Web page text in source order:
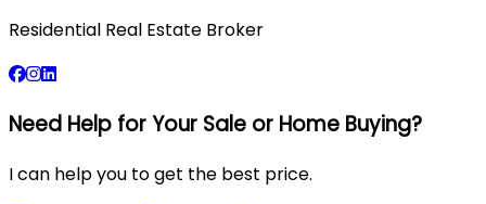
Residential Real Estate Broker
Need Help for Your Sale or Home Buying?
I can help you to get the best price.